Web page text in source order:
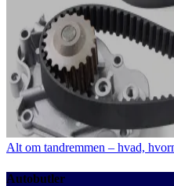
Alt om tandremmen – hvad,
Autobutler